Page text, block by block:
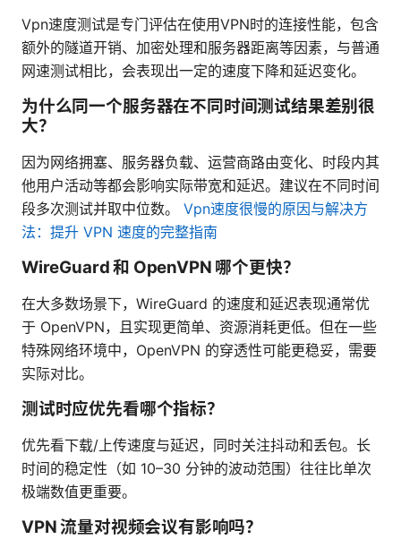
Vpn速度测试是专门评估在使用VPN时的连接性能，包含
额外的隧道开销、加密处理和服务器距离等因素，与普通
网速测试相比，会表现出一定的速度下降和延迟变化。
为什么同一个服务器在不同时间测试结果差别很
大？
因为网络拥塞、服务器负载、运营商路由变化、时段内其
他用户活动等都会影响实际带宽和延迟。建议在不同时间
段多次测试并取中位数。 Vpn速度很慢的原因与解决方
法：提升 VPN 速度的完整指南
WireGuard 和 OpenVPN 哪个更快？
在大多数场景下，WireGuard 的速度和延迟表现通常优
于 OpenVPN，且实现更简单、资源消耗更低。但在一些
特殊网络环境中，OpenVPN 的穿透性可能更稳妥，需要
实际对比。
测试时应优先看哪个指标？
优先看下载/上传速度与延迟，同时关注抖动和丢包。长
时间的稳定性（如 10–30 分钟的波动范围）往往比单次
极端数值更重要。
VPN 流量对视频会议有影响吗？